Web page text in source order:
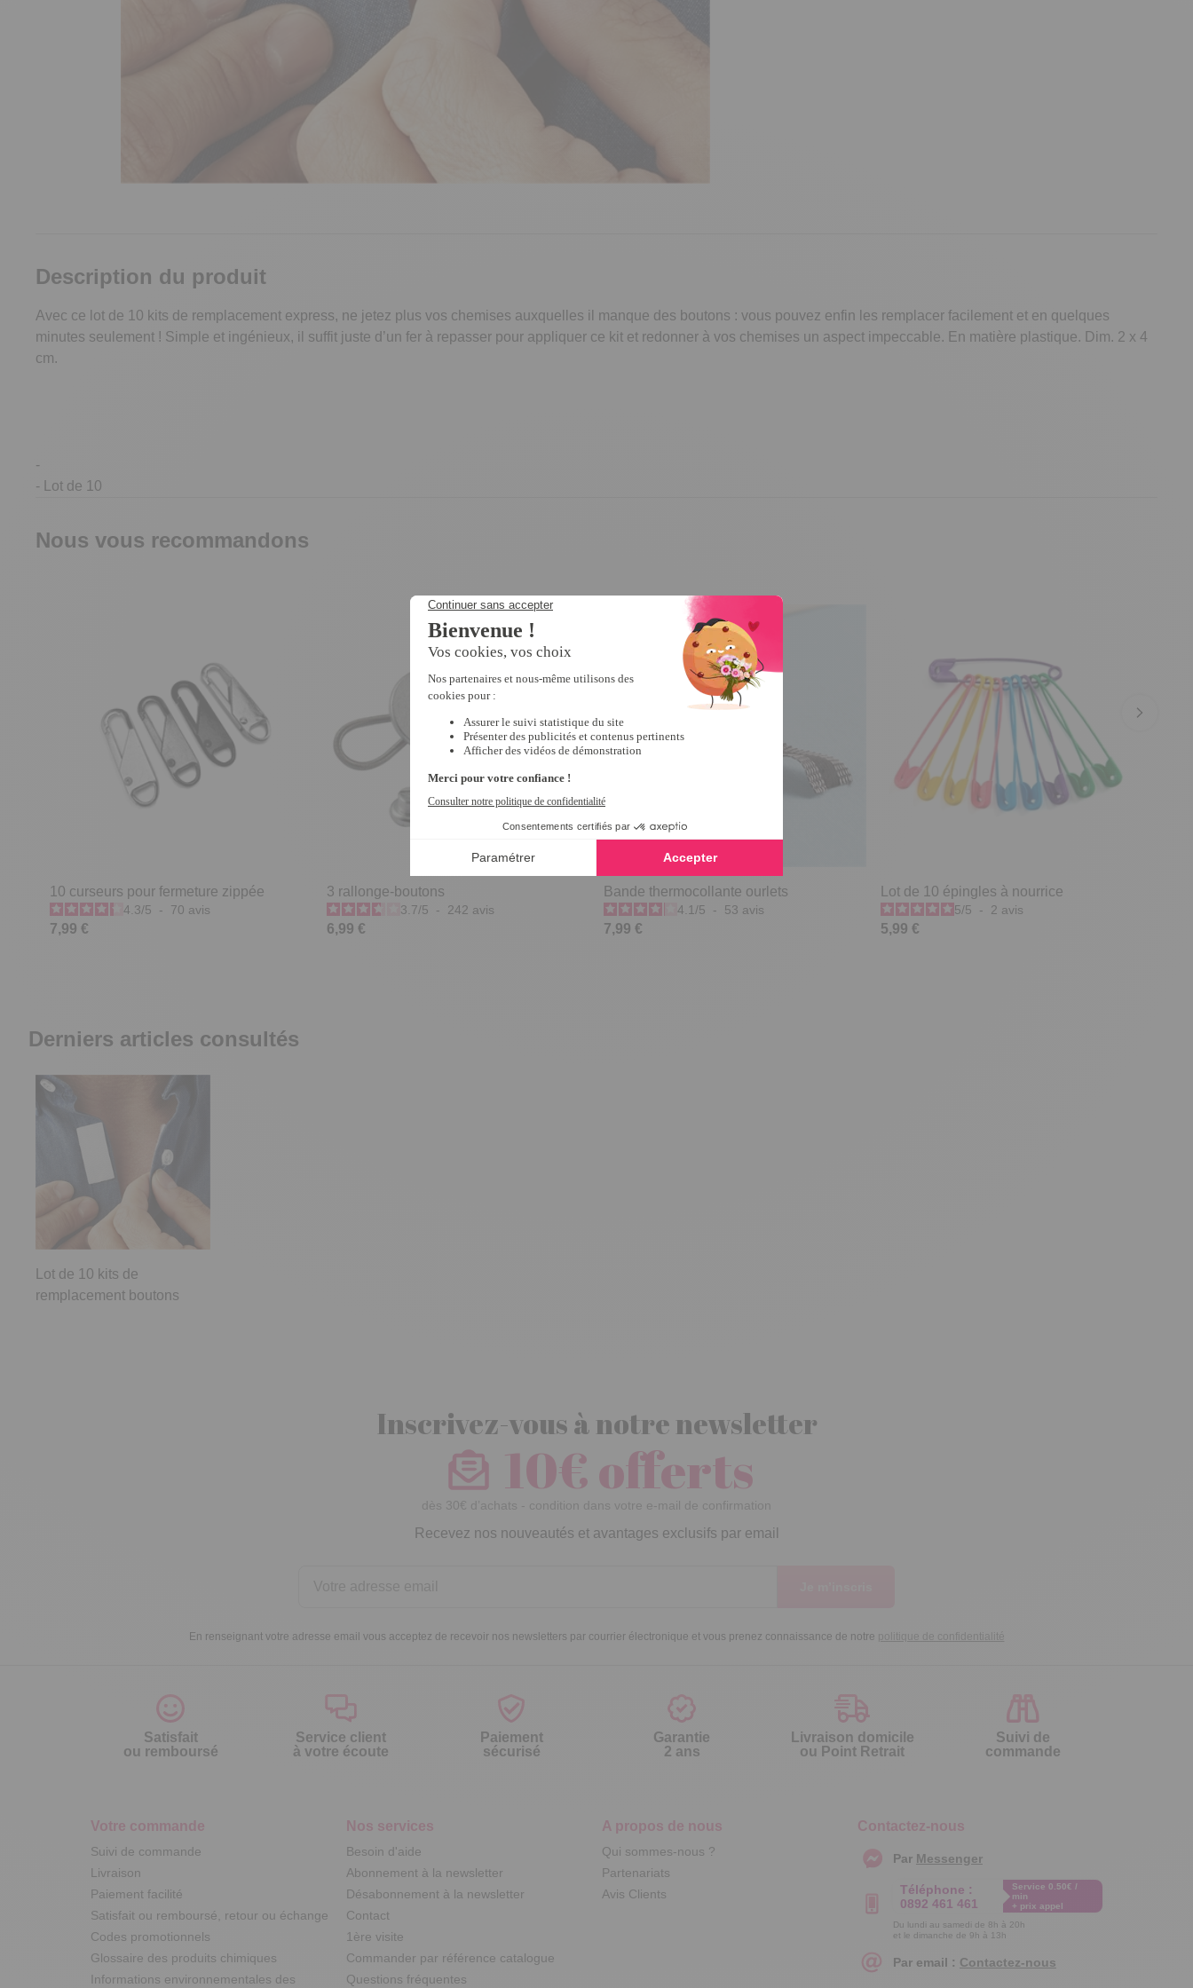
Description du produit
Avec ce lot de 10 kits de remplacement express, ne jetez plus vos chemises auxquelles il manque des boutons : vous pouvez enfin les remplacer facilement et en quelques
minutes seulement ! Simple et ingénieux, il suffit juste d’un fer à repasser pour appliquer ce kit et redonner à vos chemises un aspect impeccable. En matière plastique. Dim. 2 x 4
cm.
-
- Lot de 10
Nous vous recommandons
10 curseurs pour fermeture zippée
4.3/5 - 70 avis
7,99 €
3 rallonge-boutons
3.7/5 - 242 avis
6,99 €
Bande thermocollante ourlets
4.1 /5 - 53 avis
7,99 €
Lot de 10 épingles à nourrice
5/5 - 2 avis
5,99 €
Derniers articles consultés
Lot de 10 kits de
remplacement boutons
Inscrivez-vous à notre newsletter
10€ offerts
dès 30€ d’achats - condition dans votre e-mail de confirmation
Recevez nos nouveautés et avantages exclusifs par email
En renseignant votre adresse email vous acceptez de recevoir nos newsletters par courrier électronique et vous prenez connaissance de notre politique de confidentialité
Satisfait
ou remboursé
Service client
à votre écoute
Paiement
sécurisé
Garantie
2 ans
Livraison domicile
ou Point Retrait
Suivi de
commande
Votre commande
Suivi de commande
Livraison
Paiement facilité
Satisfait ou remboursé, retour ou échange
Codes promotionnels
Glossaire des produits chimiques
Informations environnementales des
Nos services
Besoin d'aide
Abonnement à la newsletter
Désabonnement à la newsletter
Contact
1ère visite
Commander par référence catalogue
Questions fréquentes
A propos de nous
Qui sommes-nous ?
Partenariats
Avis Clients
Contactez-nous
Par Messenger
Téléphone :
0892 461 461
Service 0.50€ /
min
+ prix appel
Du lundi au samedi de 8h à 20h
et le dimanche de 9h à 13h
Par email : Contactez-nous